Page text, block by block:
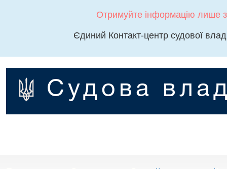
Отримуйте інформацію лише
Єдиний Контакт-центр судової
Судова